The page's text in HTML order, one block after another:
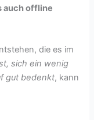
auch offline
die es im
sich ein wenig
gut bedenkt, kann